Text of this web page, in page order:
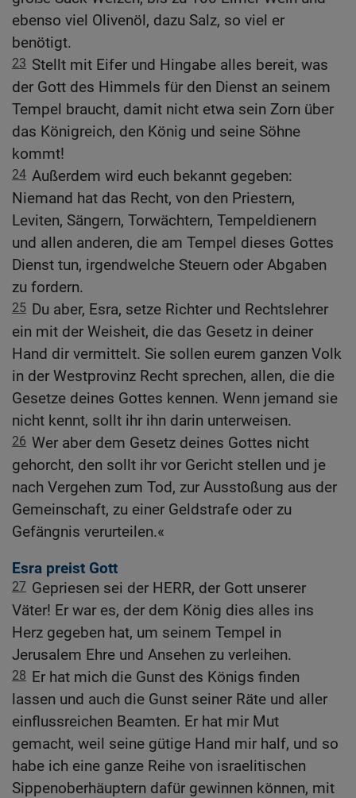
ebenso viel Olivenöl, dazu Salz, so viel er
benötigt.
23 Stellt mit Eifer und Hingabe alles bereit, was
der Gott des Himmels für den Dienst an seinem
Tempel braucht, damit nicht etwa sein Zorn über
das Königreich, den König und seine Söhne
kommt!
24 Außerdem wird euch bekannt gegeben:
Niemand hat das Recht, von den Priestern,
Leviten, Sängern, Torwächtern, Tempeldienern
und allen anderen, die am Tempel dieses Gottes
Dienst tun, irgendwelche Steuern oder Abgaben
zu fordern.
25 Du aber, Esra, setze Richter und Rechtslehrer
ein mit der Weisheit, die das Gesetz in deiner
Hand dir vermittelt. Sie sollen eurem ganzen Volk
in der Westprovinz Recht sprechen, allen, die die
Gesetze deines Gottes kennen. Wenn jemand sie
nicht kennt, sollt ihr ihn darin unterweisen.
26 Wer aber dem Gesetz deines Gottes nicht
gehorcht, den sollt ihr vor Gericht stellen und je
nach Vergehen zum Tod, zur Ausstoßung aus der
Gemeinschaft, zu einer Geldstrafe oder zu
Gefängnis verurteilen.«
Esra preist Gott
27 Gepriesen sei der HERR, der Gott unserer
Väter! Er war es, der dem König dies alles ins
Herz gegeben hat, um seinem Tempel in
Jerusalem Ehre und Ansehen zu verleihen.
28 Er hat mich die Gunst des Königs finden
lassen und auch die Gunst seiner Räte und aller
einflussreichen Beamten. Er hat mir Mut
gemacht, weil seine gütige Hand mir half, und so
habe ich eine ganze Reihe von israelitischen
Sippenoberhäuptern dafür gewinnen können, mit